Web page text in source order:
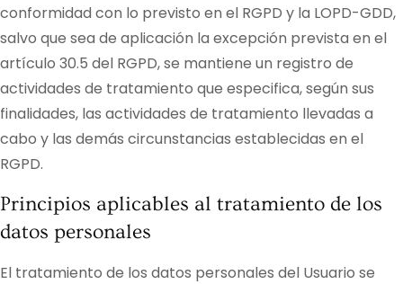
conformidad con lo previsto en el RGPD y la LOPD-GDD,
salvo que sea de aplicación la excepción prevista en el
artículo 30.5 del RGPD, se mantiene un registro de
actividades de tratamiento que especifica, según sus
finalidades, las actividades de tratamiento llevadas a
cabo y las demás circunstancias establecidas en el
RGPD.
Principios aplicables al tratamiento de los
datos personales
El tratamiento de los datos personales del Usuario se